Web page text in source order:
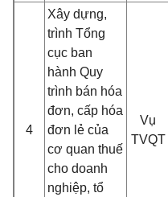
4
Xây dựng,
trình Tổng
cục ban
hành Quy
trình bán hóa
đơn, cấp hóa
đơn lẻ của
cơ quan thuế
cho doanh
nghiệp, tổ
Vụ
TVQT